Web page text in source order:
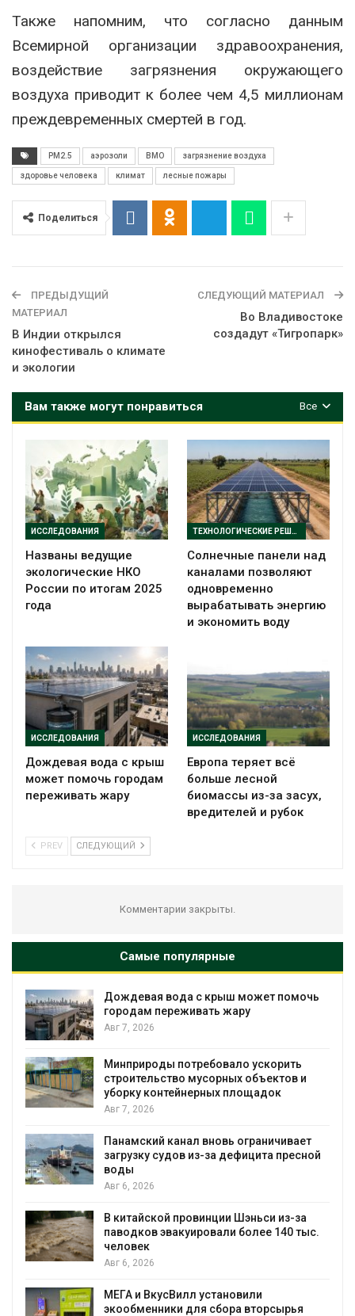
Также напомним, что согласно данным
Всемирной организации здравоохранения,
воздействие загрязнения окружающего
воздуха приводит к более чем 4,5 миллионам
преждевременных смертей в год.
PM2.5 аэрозоли ВМО загрязнение воздуха
здоровье человека климат лесные пожары
Поделиться
ПРЕДЫДУЩИЙ
МАТЕРИАЛ
В Индии открылся
кинофестиваль о климате
и экологии
СЛЕДУЮЩИЙ МАТЕРИАЛ
Во Владивостоке
создадут «Тигропарк»
Все
Вам также могут понравиться
ИССЛЕДОВАНИЯ
Названы ведущие
экологические НКО
России по итогам 2025
года
ТЕХНОЛОГИЧЕСКИЕ РЕШЕНИЯ
Солнечные панели над
каналами позволяют
одновременно
вырабатывать энергию
и экономить воду
ИССЛЕДОВАНИЯ
Дождевая вода с крыш
может помочь городам
переживать жару
ИССЛЕДОВАНИЯ
Европа теряет всё
больше лесной
биомассы из-за засух,
вредителей и рубок
PREV СЛЕДУЮЩИЙ
Комментарии закрыты.
Самые популярные
Дождевая вода с крыш может помочь
городам переживать жару
Авг 7, 2026
Минприроды потребовало ускорить
строительство мусорных объектов и
уборку контейнерных площадок
Авг 7, 2026
Панамский канал вновь ограничивает
загрузку судов из-за дефицита пресной
воды
Авг 6, 2026
В китайской провинции Шэньси из-за
паводков эвакуировали более 140 тыс.
человек
Авг 6, 2026
МЕГА и ВкусВилл установили
экообменники для сбора вторсырья